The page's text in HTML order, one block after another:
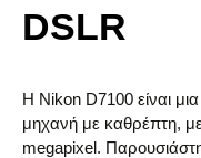
DSLR
Η Nikon D7100 είναι
μηχανή με καθρέπτη,
megapixel.